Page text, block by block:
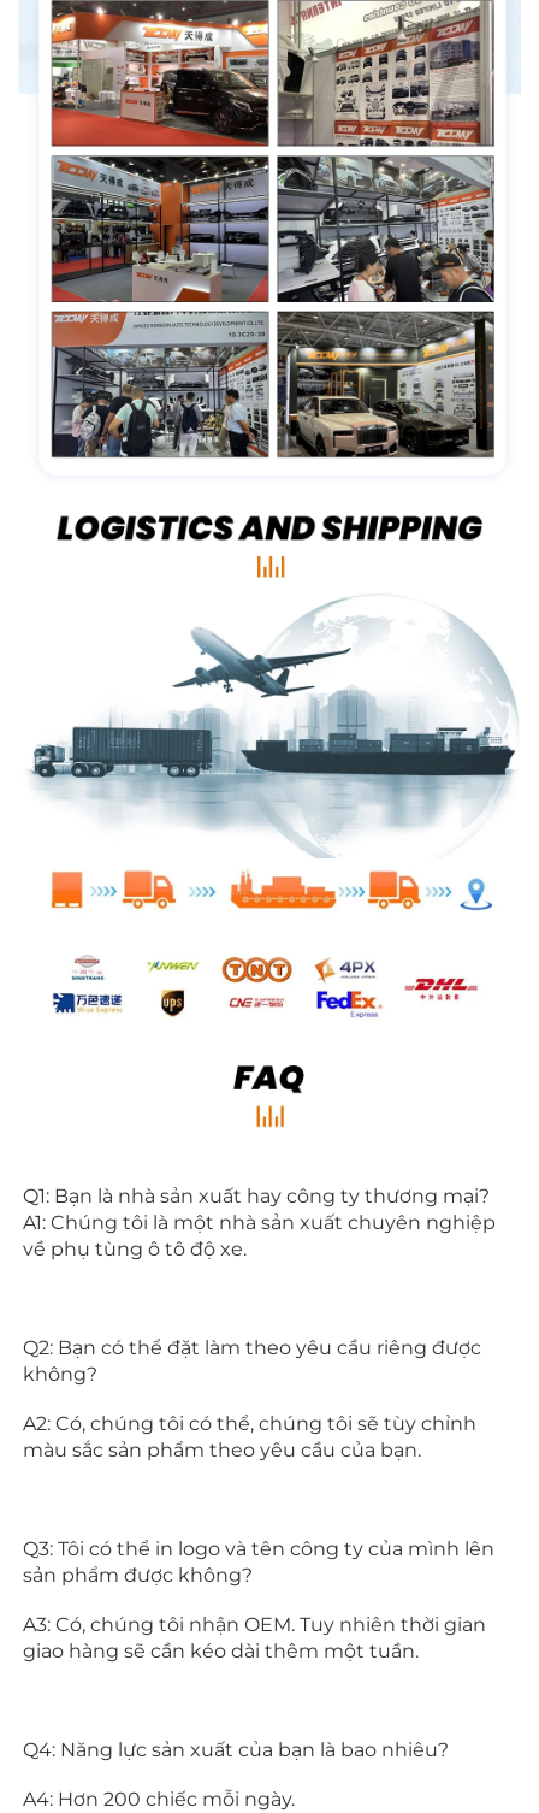
Q1: Bạn là nhà sản xuất hay công ty thương mại?
A1: Chúng tôi là một nhà sản xuất chuyên nghiệp
về phụ tùng ô tô độ xe.
Q2: Bạn có thể đặt làm theo yêu cầu riêng được
không?
A2: Có, chúng tôi có thể, chúng tôi sẽ tùy chỉnh
màu sắc sản phẩm theo yêu cầu của bạn.
Q3: Tôi có thể in logo và tên công ty của mình lên
sản phẩm được không?
A3: Có, chúng tôi nhận OEM. Tuy nhiên thời gian
giao hàng sẽ cần kéo dài thêm một tuần.
Q4: Năng lực sản xuất của bạn là bao nhiêu?
A4: Hơn 200 chiếc mỗi ngày.